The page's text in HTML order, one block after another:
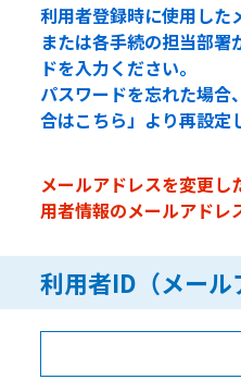
利用者登録時に使用した
または各手続の担当部署
ドを入力ください。
パスワードを忘れた場合
合はこちら」より再設定
メールアドレスを変更し
用者情報のメールアドレ
利用者ID（メール